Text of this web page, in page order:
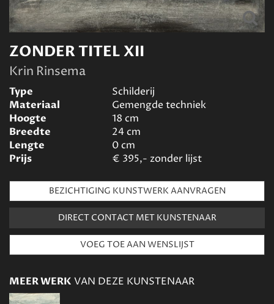
ZONDER TITEL XII
Krin Rinsema
Type
Schilderij
Materiaal
Gemengde techniek
Hoogte
18 cm
Breedte
24cm
Lengte
0cm
Prijs
€ 395,- zonder lijst
BEZICHTIGING KUNSTWERK AANVRAGEN
DIRECT CONTACT MET KUNSTENAAR
MEER WERK VAN DEZE KUNSTENAAR